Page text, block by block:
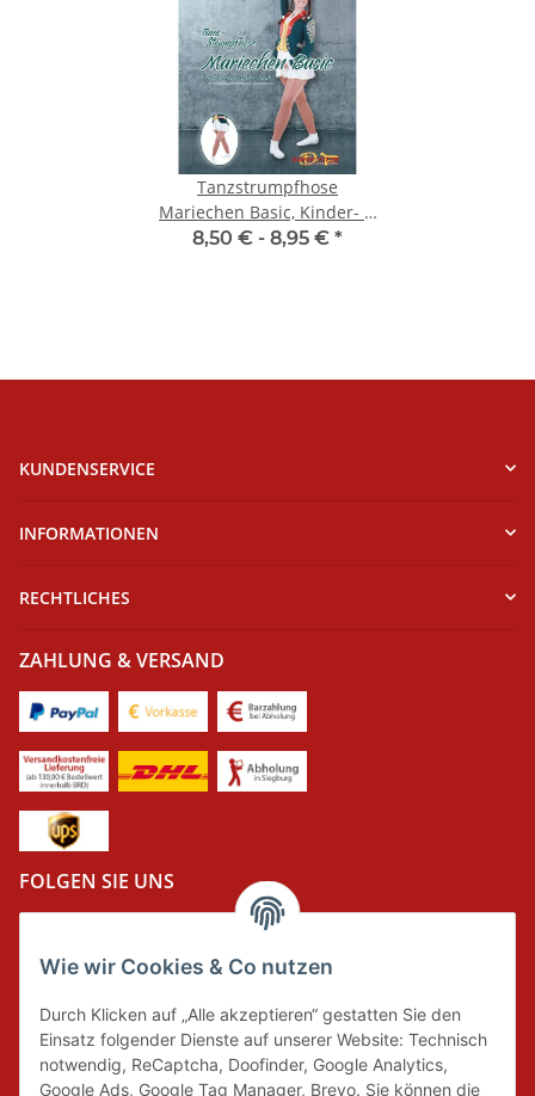
Wie wir Cookies & Co nutzen
Durch Klicken auf „Alle akzeptieren“ gestatten Sie den
Einsatz folgender Dienste auf unserer Website: Technisch
notwendig, ReCaptcha, Doofinder, Google Analytics,
Google Ads, Google Tag Manager, Brevo. Sie können die
Tanzstrumpfhose
Mariechen Basic, Kinder- &
Erwachsenengrößen, Toast
8,50 € - 8,95 € *
KUNDENSERVICE
INFORMATIONEN
RECHTLICHES
ZAHLUNG & VERSAND
FOLGEN SIE UNS
Wir tragen Verantwortung und erfüllen unsere
Pflichten zur Systembeteiligung nach dem
Verpackungsgesetz.